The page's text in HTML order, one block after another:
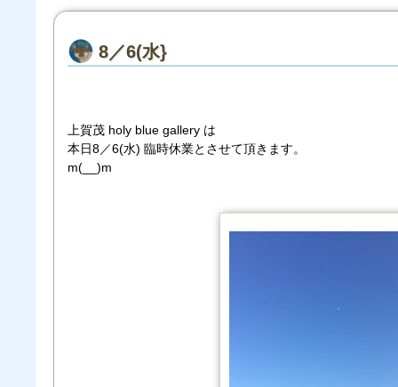
8／6(水}
上賀茂 holy blue gallery は
本日8／6(水) 臨時休業とさせて頂きます。
m(__)m